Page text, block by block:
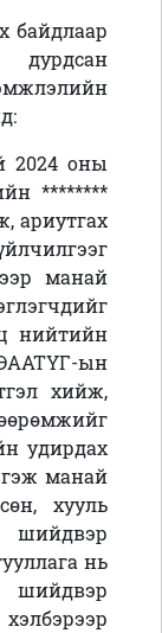
байдлаар
2024 оны
********
ариутгах
манай
нийтийн
ын
хийж,
удирдах
манай
хууль
шийдвэр
нь
шийдвэр